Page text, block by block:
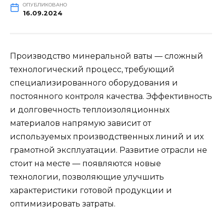
ОПУБЛИКОВАНО
16.09.2024
Производство минеральной ваты — сложный
технологический процесс, требующий
специализированного оборудования и
постоянного контроля качества. Эффективность
и долговечность теплоизоляционных
материалов напрямую зависит от
используемых производственных линий и их
грамотной эксплуатации. Развитие отрасли не
стоит на месте — появляются новые
технологии, позволяющие улучшить
характеристики готовой продукции и
оптимизировать затраты.